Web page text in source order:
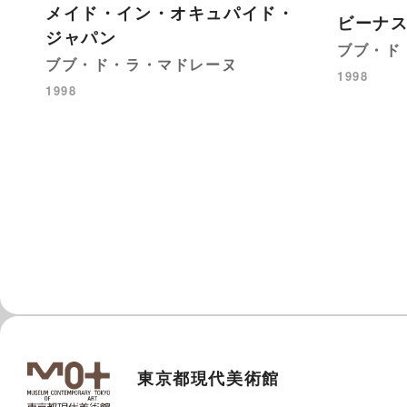
メイド・イン・オキュパイド・
ジャパン
ブブ・ド・ラ・マドレーヌ
1998
ビーナ
ブブ・ド
1998
東京都現代美術館